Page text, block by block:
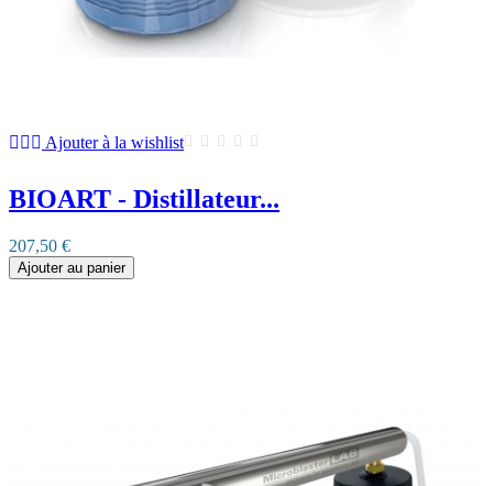
Ajouter à la wishlist
BIOART - Distillateur...
207,50 €
Ajouter au panier